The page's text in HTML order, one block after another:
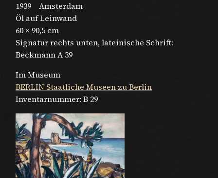
1939
Amsterdam
Öl auf Leinwand
60 × 90,5 cm
Signatur rechts unten, lateinische Schrift:
Beckmann A 39
Im Museum
BERLIN Staatliche Museen zu Berlin
Inventarnummer: B 29